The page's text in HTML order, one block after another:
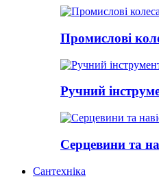
Промислові
Ручний
Серцевини та
Сантехніка